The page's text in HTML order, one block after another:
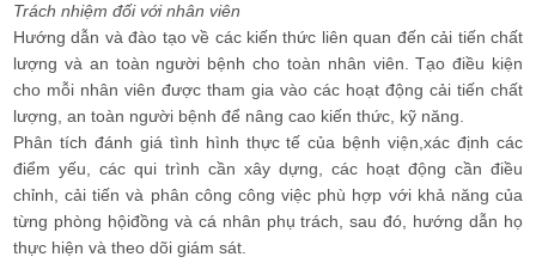
Trách nhiệm đối với nhân viên
Hướng dẫn và đào tạo về các kiến thức liên quan đến cải tiến chất
lượng và an toàn người bệnh cho toàn nhân viên. Tạo điều kiện
cho mỗi nhân viên được tham gia vào các hoạt động cải tiến chất
lượng, an toàn người bệnh để nâng cao kiến thức, kỹ năng.
Phân tích đánh giá tình hình thực tế của bệnh viện,xác định các
điểm yếu, các qui trình cần xây dựng, các hoạt động cần điều
chỉnh, cải tiến và phân công công việc phù hợp với khả năng của
từng phòng hộiđồng và cá nhân phụ trách, sau đó, hướng dẫn họ
thực hiện và theo dõi giám sát.